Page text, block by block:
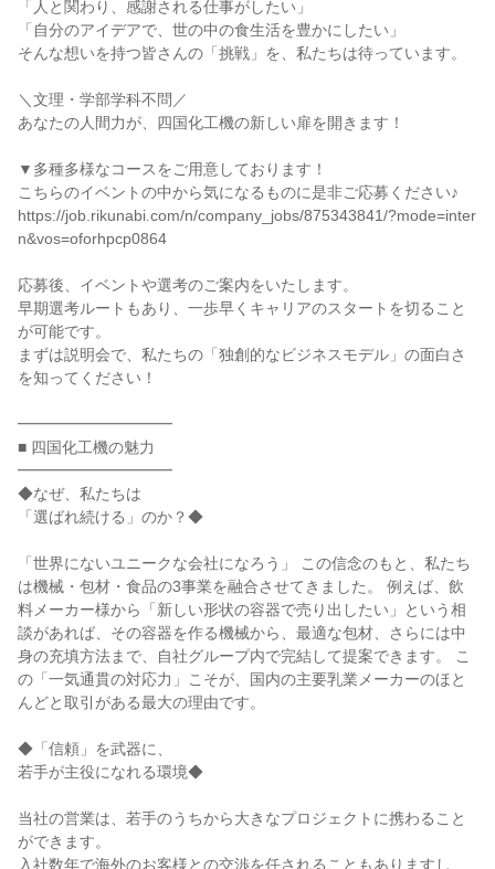
「人と関わり、感謝される仕事がしたい」
「自分のアイデアで、世の中の食生活を豊かにしたい」
そんな想いを持つ皆さんの「挑戦」を、私たちは待っています。
＼文理・学部学科不問／
あなたの人間力が、四国化工機の新しい扉を開きます！
▼多種多様なコースをご用意しております！
こちらのイベントの中から気になるものに是非ご応募ください♪
https://job.rikunabi.com/n/company_jobs/875343841/?mode=inter
n&vos=oforhpcp0864
応募後、イベントや選考のご案内をいたします。
早期選考ルートもあり、一歩早くキャリアのスタートを切ること
が可能です。
まずは説明会で、私たちの「独創的なビジネスモデル」の面白さ
を知ってください！
━━━━━━━━━━
■ 四国化工機の魅力
━━━━━━━━━━
◆なぜ、私たちは
「選ばれ続ける」のか？◆
「世界にないユニークな会社になろう」 この信念のもと、私たち
は機械・包材・食品の3事業を融合させてきました。 例えば、飲
料メーカー様から「新しい形状の容器で売り出したい」という相
談があれば、その容器を作る機械から、最適な包材、さらには中
身の充填方法まで、自社グループ内で完結して提案できます。 こ
の「一気通貫の対応力」こそが、国内の主要乳業メーカーのほと
んどと取引がある最大の理由です。
◆「信頼」を武器に、
若手が主役になれる環境◆
当社の営業は、若手のうちから大きなプロジェクトに携わること
ができます。
入社数年で海外のお客様との交渉を任されることもありますし、